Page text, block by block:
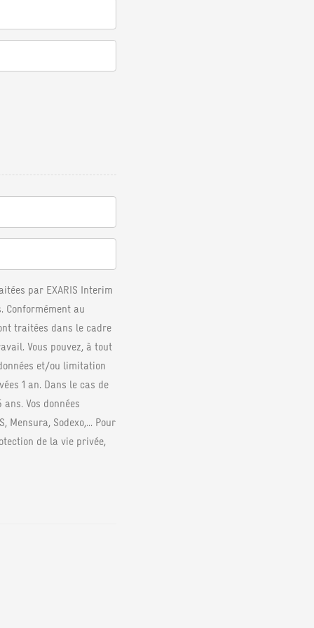
par EXARIS Interim
Conformément au
traitées dans le cadre
Vous pouvez, à tout
et/ou limitation
1 an. Dans le cas de
Vos données
Sodexo,... Pour
de la vie privée,